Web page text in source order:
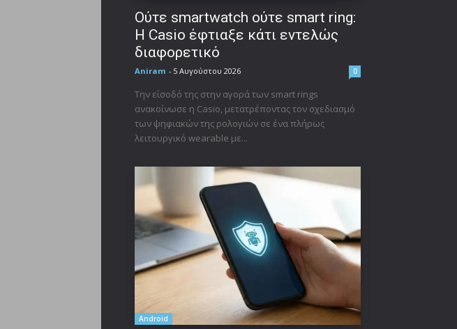
Ούτε smartwatch ούτε smart ring:
Η Casio έφτιαξε κάτι εντελώς
διαφορετικό
Aniram - 5 Αυγούστου 2026 0
Την είσοδό της στην αγορά των smart rings
ανακοίνωσε η Casio, μετατρέποντας τον σχεδιασμό
των ψηφιακών της ρολογιών σε ένα πλήρως
λειτουργικό wearable με...
Android